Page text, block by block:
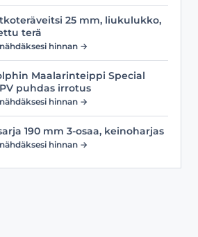
25 mm, liukulukko,
terä
hinnan →
Maalarinteippi Special
puhdas irrotus
hinnan →
190 mm 3-osaa, keinoharjas
hinnan →